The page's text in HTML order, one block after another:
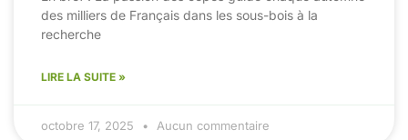
des milliers de Français dans les sous-bois à la
recherche
LIRE LA SUITE »
octobre 17, 2025 Aucun commentaire